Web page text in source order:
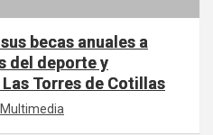
becas anuales a
del deporte y
Torres de Cotillas